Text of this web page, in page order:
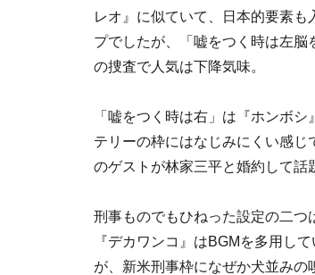
レオ』に似ていて、日本的要素
プでしたが、「嘘をつく時は左
の捜査で人気は下降気味。
「嘘をつく時は右」は『ホンボ
テリーの枠にはなじみにくい感
のゲストが林家三平と婚約して話
刑事ものでもひねった設定の二つ
『デカワンコ』はBGMを多用し
が、新米刑事枠になぜか犬並み